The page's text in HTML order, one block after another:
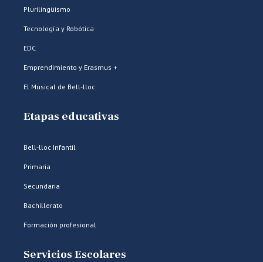
Plurilingüismo
Tecnología y Robótica
EDC
Emprendimiento y Erasmus +
El Musical de Bell-lloc
Etapas educativas
Bell-lloc Infantil
Primaria
Secundaria
Bachillerato
Formación profesional
Servicios Escolares